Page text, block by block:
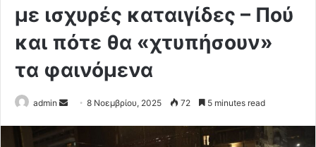
με ισχυρές καταιγίδες – Πού
και πότε θα «χτυπήσουν»
τα φαινόμενα
admin
Send
email
8 Νοεμβρίου, 2025 72 5 minutes read